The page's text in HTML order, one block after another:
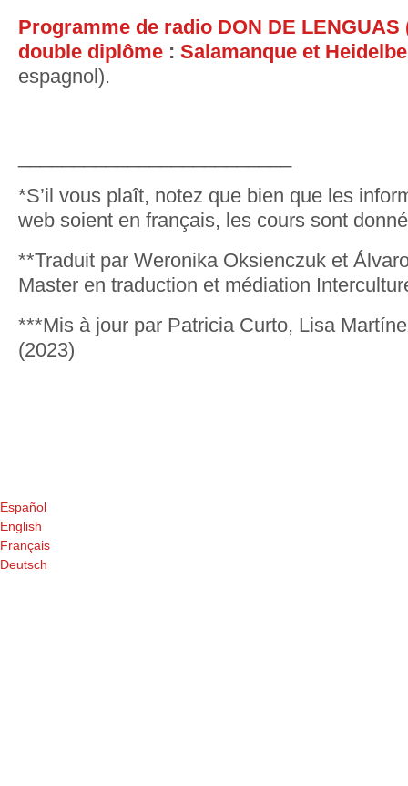
Programme de radio DON DE LENGUAS
double diplôme : Salamanque et
espagnol).
*S’il vous plaît, notez que bien que les
web soient en français, les cours sont
**Traduit par Weronika Oksienczuk et
Master en traduction et médiation
***Mis à jour par Patricia Curto, Lisa
(2023)
Español
English
Français
Deutsch